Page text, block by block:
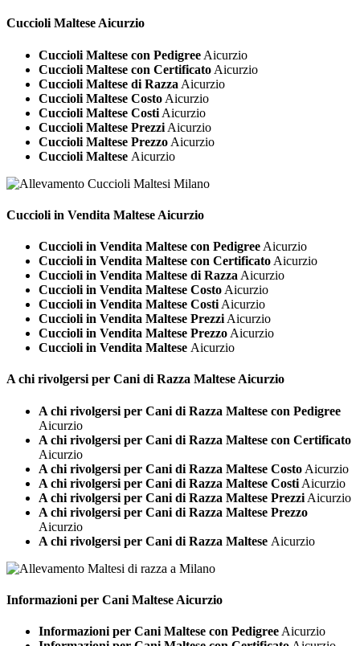
Cuccioli Maltese Aicurzio
Cuccioli Maltese con Pedigree Aicurzio
Cuccioli Maltese con Certificato Aicurzio
Cuccioli Maltese di Razza Aicurzio
Cuccioli Maltese Costo Aicurzio
Cuccioli Maltese Costi Aicurzio
Cuccioli Maltese Prezzi Aicurzio
Cuccioli Maltese Prezzo Aicurzio
Cuccioli Maltese Aicurzio
Cuccioli in Vendita Maltese Aicurzio
Cuccioli in Vendita Maltese con Pedigree Aicurzio
Cuccioli in Vendita Maltese con Certificato Aicurzio
Cuccioli in Vendita Maltese di Razza Aicurzio
Cuccioli in Vendita Maltese Costo Aicurzio
Cuccioli in Vendita Maltese Costi Aicurzio
Cuccioli in Vendita Maltese Prezzi Aicurzio
Cuccioli in Vendita Maltese Prezzo Aicurzio
Cuccioli in Vendita Maltese Aicurzio
A chi rivolgersi per Cani di Razza Maltese Aicurzio
A chi rivolgersi per Cani di Razza Maltese con Pedigree
Aicurzio
A chi rivolgersi per Cani di Razza Maltese con Certificato
Aicurzio
A chi rivolgersi per Cani di Razza Maltese Costo Aicurzio
A chi rivolgersi per Cani di Razza Maltese Costi Aicurzio
A chi rivolgersi per Cani di Razza Maltese Prezzi Aicurzio
A chi rivolgersi per Cani di Razza Maltese Prezzo
Aicurzio
A chi rivolgersi per Cani di Razza Maltese Aicurzio
Informazioni per Cani Maltese Aicurzio
Informazioni per Cani Maltese con Pedigree Aicurzio